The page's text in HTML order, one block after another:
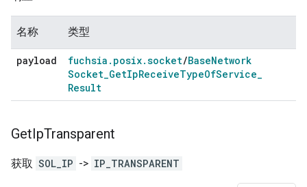
名称 类型
payload fuchsia . posix.socket/BaseNetwork
Socket_GetIpReceiveTypeOfService_
Result
GetIpTransparent
获取 SOL_IP -> IP_TRANSPARENT